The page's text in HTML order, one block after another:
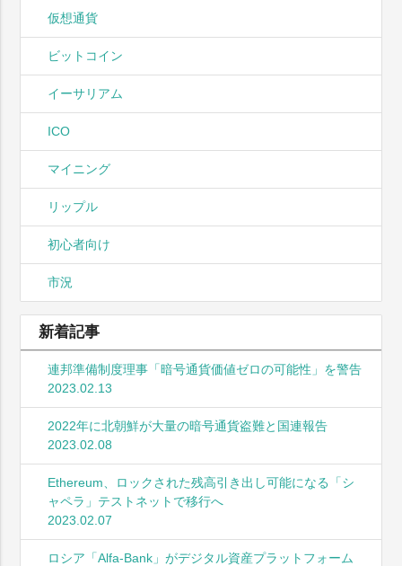
仮想通貨
ビットコイン
イーサリアム
ICO
マイニング
リップル
初心者向け
市況
新着記事
連邦準備制度理事「暗号通貨価値ゼロの可能性」を警告
2023.02.13
2022年に北朝鮮が大量の暗号通貨盗難と国連報告
2023.02.08
Ethereum、ロックされた残高引き出し可能になる「シ
ャペラ」テストネットで移行へ
2023.02.07
ロシア「Alfa-Bank」がデジタル資産プラットフォーム